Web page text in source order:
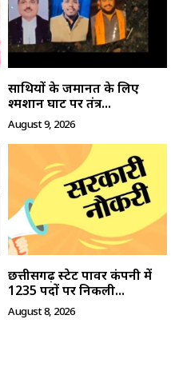
साथियों के जमानत के लिए
श्मशान घाट पर तंत्र...
August 9, 2026
छत्तीसगढ़ स्टेट पावर कंपनी में
1235 पदों पर निकली...
August 8, 2026